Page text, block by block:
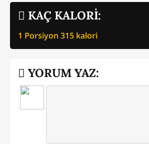
KAÇ KALORİ:
1 Porsiyon 315 kalori
YORUM YAZ: